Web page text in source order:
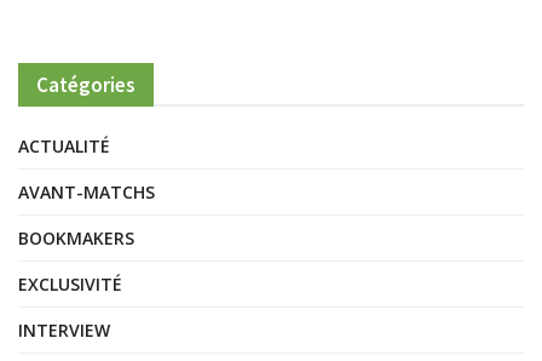
Catégories
ACTUALITÉ
AVANT-MATCHS
BOOKMAKERS
EXCLUSIVITÉ
INTERVIEW